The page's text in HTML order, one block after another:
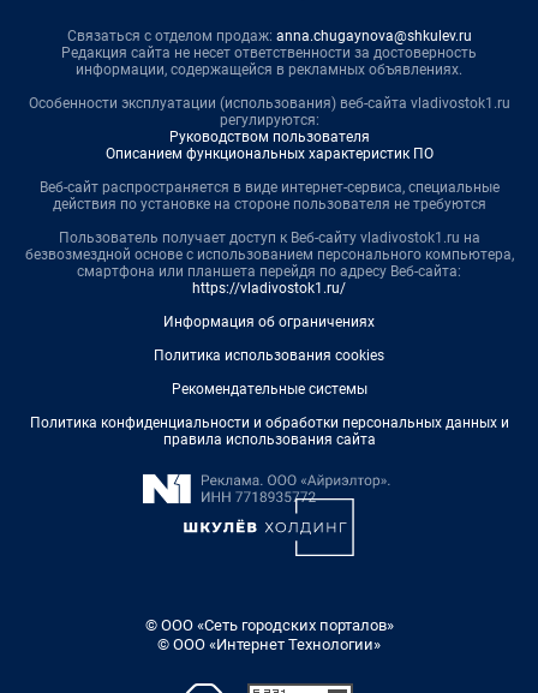
Связаться с отделом продаж: anna.chugaynova@shkulev.ru
Редакция сайта не несет ответственности за достоверность
информации, содержащейся в рекламных объявлениях.
Особенности эксплуатации (использования) веб-сайта vladivostok1.ru
регулируются:
Руководством пользователя
Описанием функциональных характеристик ПО
Веб-сайт распространяется в виде интернет-сервиса, специальные
действия по установке на стороне пользователя не требуются
Пользователь получает доступ к Веб-сайту vladivostok1.ru на
безвозмездной основе с использованием персонального компьютера,
смартфона или планшета перейдя по адресу Веб-сайта:
https://vladivostok1.ru/
Информация об ограничениях
Политика использования cookies
Рекомендательные системы
Политика конфиденциальности и обработки персональных данных и
правила использования сайта
© ООО «Сеть городских порталов»
© ООО «Интернет Технологии»